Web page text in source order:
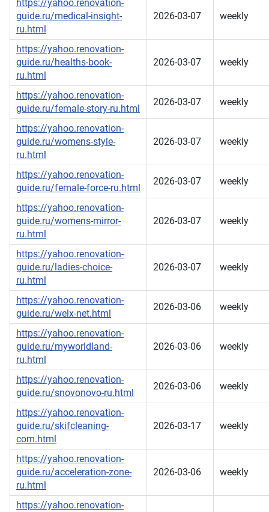
https://yahoo.renovation-
guide.ru/medical-insight-
ru.html
2026-03-07 weekly
https://yahoo.renovation-
guide.ru/healths-book-
ru.html
2026-03-07 weekly
https://yahoo.renovation-
guide.ru/female-story-ru.html
2026-03-07 weekly
https://yahoo.renovation-
guide.ru/womens-style-
ru.html
2026-03-07 weekly
https://yahoo.renovation-
guide.ru/female-force-ru.html
2026-03-07 weekly
https://yahoo.renovation-
guide.ru/womens-mirror-
ru.html
2026-03-07 weekly
https://yahoo.renovation-
guide.ru/ladies-choice-
ru.html
2026-03-07 weekly
https://yahoo.renovation-
guide.ru/welx-net.html
2026-03-06 weekly
https://yahoo.renovation-
guide.ru/myworldland-
ru.html
2026-03-06 weekly
https://yahoo.renovation-
guide.ru/snovonovo-ru.html
2026-03-06 weekly
https://yahoo.renovation-
guide.ru/skifcleaning-
com.html
2026-03-17 weekly
https://yahoo.renovation-
guide.ru/acceleration-zone-
ru.html
2026-03-06 weekly
https://yahoo.renovation-